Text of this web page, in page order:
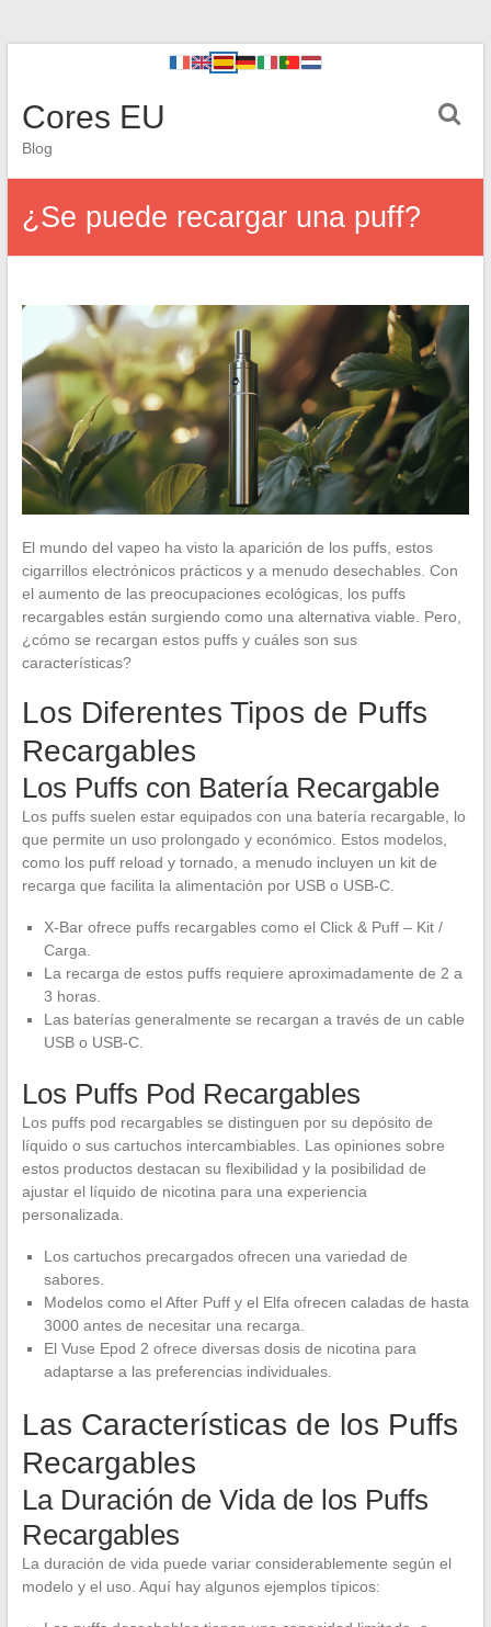
Cores EU
Blog
¿Se puede recargar una puff?
El mundo del vapeo ha visto la aparición de los puffs, estos
cigarrillos electrónicos prácticos y a menudo desechables. Con
el aumento de las preocupaciones ecológicas, los puffs
recargables están surgiendo como una alternativa viable. Pero,
¿cómo se recargan estos puffs y cuáles son sus
características?
Los Diferentes Tipos de Puffs
Recargables
Los Puffs con Batería Recargable
Los puffs suelen estar equipados con una batería recargable, lo
que permite un uso prolongado y económico. Estos modelos,
como los puff reload y tornado, a menudo incluyen un kit de
recarga que facilita la alimentación por USB o USB-C.
X-Bar ofrece puffs recargables como el Click & Puff – Kit /
Carga.
La recarga de estos puffs requiere aproximadamente de 2 a
3 horas.
Las baterías generalmente se recargan a través de un cable
USB o USB-C.
Los Puffs Pod Recargables
Los puffs pod recargables se distinguen por su depósito de
líquido o sus cartuchos intercambiables. Las opiniones sobre
estos productos destacan su flexibilidad y la posibilidad de
ajustar el líquido de nicotina para una experiencia
personalizada.
Los cartuchos precargados ofrecen una variedad de
sabores.
Modelos como el After Puff y el Elfa ofrecen caladas de hasta
3000 antes de necesitar una recarga.
El Vuse Epod 2 ofrece diversas dosis de nicotina para
adaptarse a las preferencias individuales.
Las Características de los Puffs
Recargables
La Duración de Vida de los Puffs
Recargables
La duración de vida puede variar considerablemente según el
modelo y el uso. Aquí hay algunos ejemplos típicos: